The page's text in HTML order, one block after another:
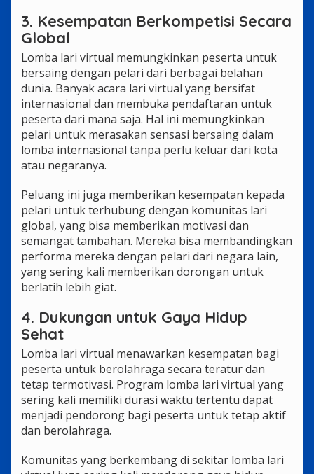
3. Kesempatan Berkompetisi Secara
Global
Lomba lari virtual memungkinkan peserta untuk
bersaing dengan pelari dari berbagai belahan
dunia. Banyak acara lari virtual yang bersifat
internasional dan membuka pendaftaran untuk
peserta dari mana saja. Hal ini memungkinkan
pelari untuk merasakan sensasi bersaing dalam
lomba internasional tanpa perlu keluar dari kota
atau negaranya.
Peluang ini juga memberikan kesempatan kepada
pelari untuk terhubung dengan komunitas lari
global, yang bisa memberikan motivasi dan
semangat tambahan. Mereka bisa membandingkan
performa mereka dengan pelari dari negara lain,
yang sering kali memberikan dorongan untuk
berlatih lebih giat.
4. Dukungan untuk Gaya Hidup
Sehat
Lomba lari virtual menawarkan kesempatan bagi
peserta untuk berolahraga secara teratur dan
tetap termotivasi. Program lomba lari virtual yang
sering kali memiliki durasi waktu tertentu dapat
menjadi pendorong bagi peserta untuk tetap aktif
dan berolahraga.
Komunitas yang berkembang di sekitar lomba lari